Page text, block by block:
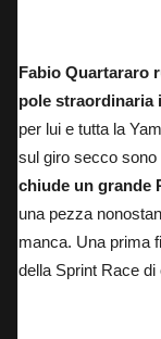
Fabio Quartararo
pole straordinaria
per lui e tutta la
sul giro secco sono
chiude un grande
una pezza
manca. Una prima
della Sprint Race di